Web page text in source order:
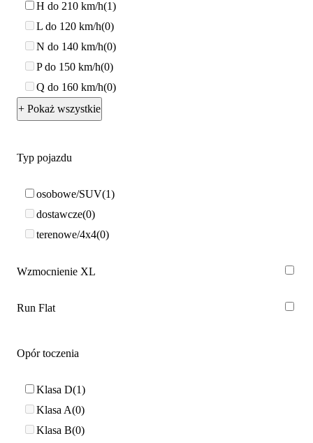
H do 210 km/h 1
L do 120 km/h 0
N do 140 km/h 0
P do 150 km/h 0
Q do 160 km/h 0
+ Pokaż wszystkie
Typ pojazdu
osobowe/SUV 1
dostawcze 0
terenowe/4x4 0
Wzmocnienie XL
Run Flat
Opór toczenia
Klasa D 1
Klasa A 0
Klasa B 0